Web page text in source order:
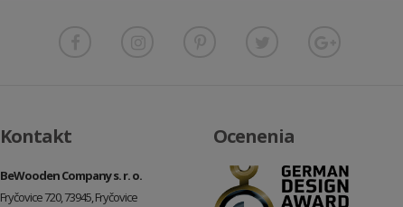
Kontakt
BeWooden Company s. r. o.
Fryčovice 720, 73945, Fryčovice
Ocenenia